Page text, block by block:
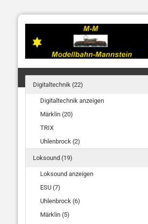
BELEUCHTUNG/SIGNALE/OBERLEITUNG (4)
Digitaltechnik (22)
Digitaltechnik anzeigen
Märklin (20)
TRIX
Uhlenbrock (2)
Loksound (19)
Loksound anzeigen
ESU (7)
Uhlenbrock (6)
Märklin (5)